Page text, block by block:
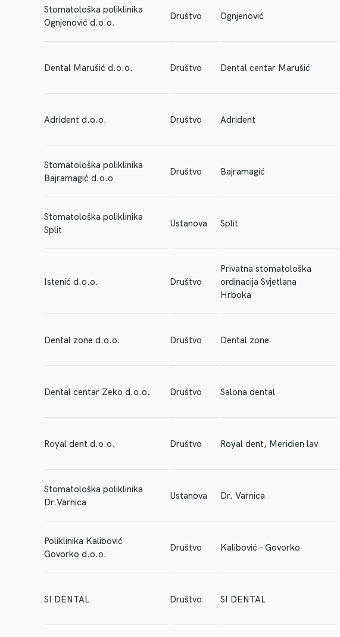
Stomatološka poliklinika
Ognjenović d.o.o.
Društvo Ognjenović
Dental Marušić d.o.o. Društvo Dental centar Marušić
Adrident d.o.o. Društvo Adrident
Stomatološka poliklinika
Bajramagić d.o.o
Društvo Bajramagić
Stomatološka poliklinika
Split
Ustanova Split
Istenić d.o.o. Društvo
Privatna stomatološka
ordinacija Svjetlana
Hrboka
Dental zone d.o.o. Društvo Dental zone
Dental centar Zeko d.o.o. Društvo Salona dental
Royal dent d.o.o. Društvo Royal dent, Meridien lav
Stomatološka poliklinika
Dr.Varnica
Ustanova Dr. Varnica
Poliklinika Kalibović
Govorko d.o.o.
Društvo Kalibović – Govorko
SI DENTAL Društvo SI DENTAL